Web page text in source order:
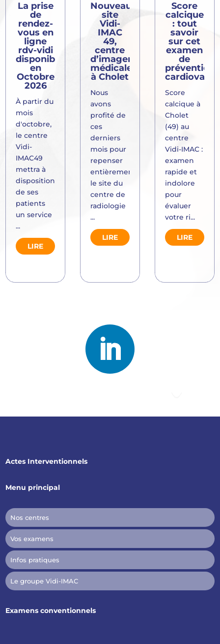
La prise
de
rendez-
vous en
ligne
rdv-vidi
disponible
en
Octobre
2026
À partir du
mois
d'octobre,
le centre
Vidi-
IMAC49
mettra à
disposition
de ses
patients
un service
...
LIRE
Nouveau
site
Vidi-
IMAC
49,
centre
d’imagerie
médicale
à Cholet
Nous
avons
profité de
ces
derniers
mois pour
repenser
entièrement
le site du
centre de
radiologie
...
LIRE
Score
calcique
: tout
savoir
sur cet
examen
de
prévention
Score
calcique à
Cholet
(49) au
centre
Vidi-IMAC :
examen
rapide et
indolore
pour
évaluer
votre ri...
LIRE
Actes Interventionnels
Menu principal
Nos centres
Vos examens
Infos pratiques
Le groupe Vidi-IMAC
Examens conventionnels